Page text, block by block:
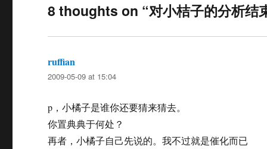
8 thoughts on “对小桔子的分析结
ruffian
2009-05-09 at 15:04
p，小橘子是谁你还要猜来猜去。
你置典典于何处？
再者，小橘子自己先说的。我不过就是催化而已